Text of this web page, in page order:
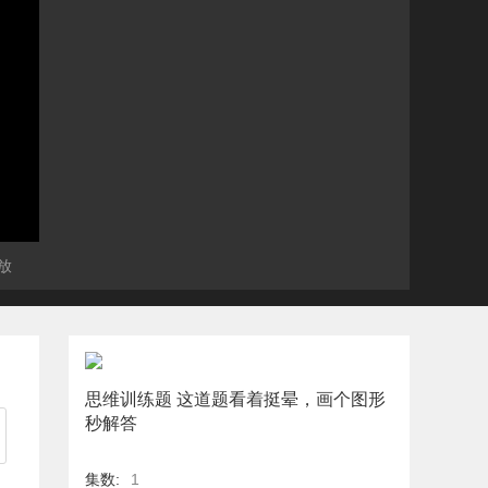
思维训练题 这道题看着挺晕，画个图形
秒解答
集数: 1